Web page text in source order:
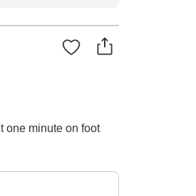
one minute on foot